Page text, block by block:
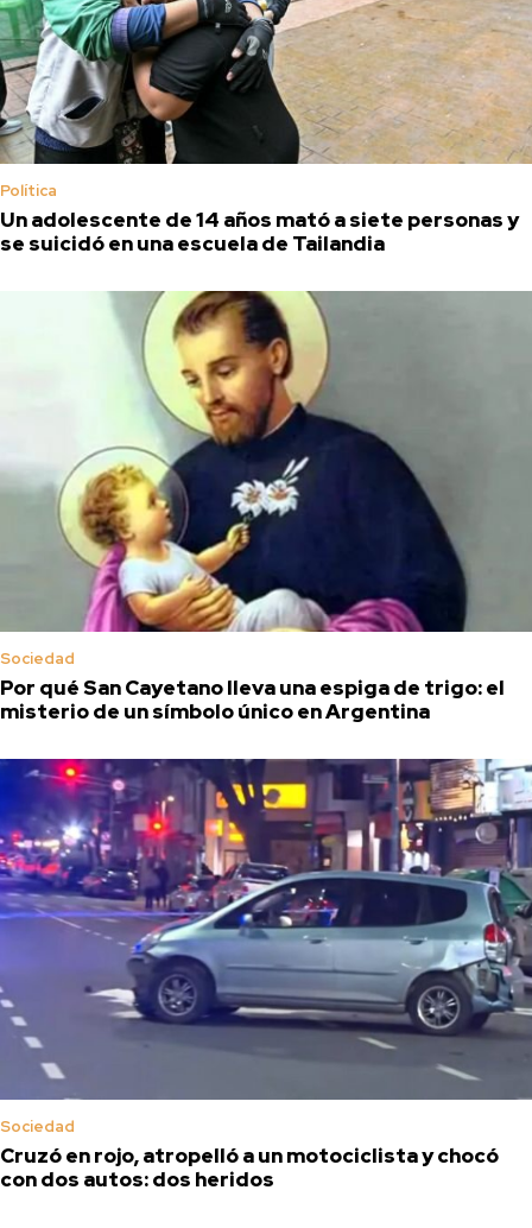
Política
Un adolescente de 14 años mató a siete personas y
se suicidó en una escuela de Tailandia
Sociedad
Por qué San Cayetano lleva una espiga de trigo: el
misterio de un símbolo único en Argentina
Sociedad
Cruzó en rojo, atropelló a un motociclista y chocó
con dos autos: dos heridos